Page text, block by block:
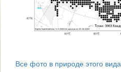
Все фото в природе этого вида